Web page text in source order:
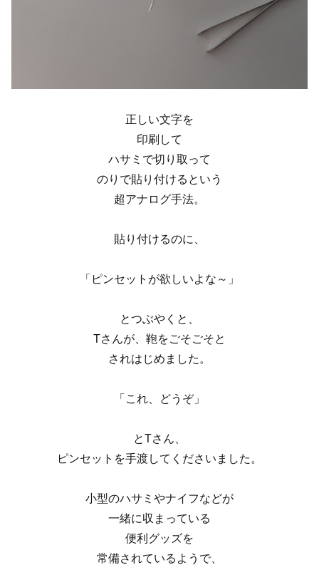
正しい文字を
印刷して
ハサミで切り取って
のりで貼り付けるという
超アナログ手法。
貼り付けるのに、
「ピンセットが欲しいよな～」
とつぶやくと、
Tさんが、鞄をごそごそと
されはじめました。
「これ、どうぞ」
とTさん、
ピンセットを手渡してくださいました。
小型のハサミやナイフなどが
一緒に収まっている
便利グッズを
常備されているようで、